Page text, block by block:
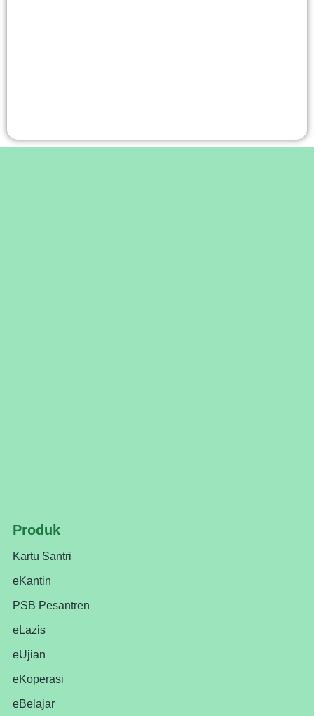
Produk
Kartu Santri
eKantin
PSB Pesantren
eLazis
eUjian
eKoperasi
eBelajar